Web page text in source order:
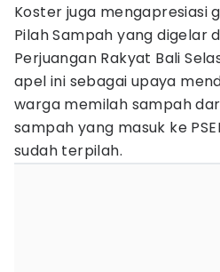
Koster juga mengapresiasi
Pilah Sampah yang digelar
Perjuangan Rakyat Bali
apel ini sebagai upaya
warga memilah sampah
sampah yang masuk ke
sudah terpilah.